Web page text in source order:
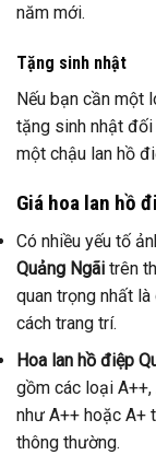
năm mới.
Tặng sinh nhật
Nếu bạn cần một
tặng sinh nhật
một chậu lan hồ
Giá hoa lan hồ
Có nhiều yếu tố
Quảng Ngãi trên
quan trọng nhất
cách trang trí.
Hoa lan hồ điệp
gồm các loại
như A++ hoặc A+
thông thường.